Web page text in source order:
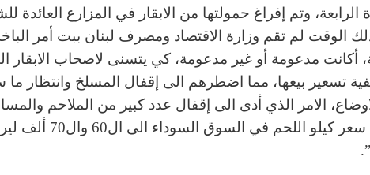
الرابعة، وتم إفراغ حمولتها من الابقار في المزارع العائدة
الوقت لم تقم وزارة الاقتصاد ومصرف لبنان ببت أمر
أكانت مدعومة أو غير مدعومة، كي يتسنى لاصحاب الابقار
تسعير بيعها، مما اضطرهم الى إقفال المسلخ وانتظار ما
الامر الذي أدى الى إقفال عدد كبير من الملاحم
ارتفاع سعر كيلو اللحم في السوق السوداء الى ال60